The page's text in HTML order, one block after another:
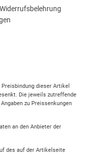
Widerrufsbelehrung
dieser Artikel
Die jeweils zutreffende
zu Preissenkungen
an den Anbieter der
des auf der Artikelseite